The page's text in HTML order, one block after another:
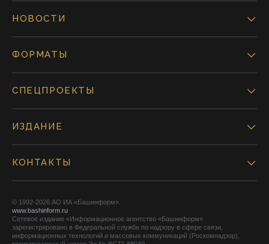
НОВОСТИ
ФОРМАТЫ
СПЕЦПРОЕКТЫ
ИЗДАНИЕ
КОНТАКТЫ
© 1992-2026 АО ИА «Башинформ».
www.bashinform.ru
Сетевое издание «Информационное агентство «Башинформ»
зарегистрировано в Федеральной службе по надзору в сфере связи,
информационных технологий и массовых коммуникаций (Роскомнадзор),